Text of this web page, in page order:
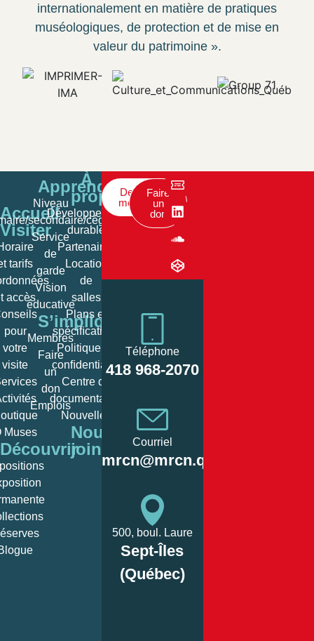
internationalement en matière de pratiques
muséologiques, de protection et de mise en
valeur du patrimoine ».
Accueil
Visiter
tarifs
accès
pour
votre
visite
Muses
Découvrir
Apprendre
Niveau
secondaire/cégep
Service
de
garde
Vision
éducative
S’impliquer
Membres
Faire
un
don
Emplois
À
propos
Développement
durable
Partenaires
Location
de
salles
Plans et
spéciﬁcations
Politique de
conﬁdentialité
Centre de
documentation
Nouvelles
Nous
joindre
Devenir
membre
Faire
un
don
Téléphone
418 968-2070
Courriel
mrcn@mrcn.qc.ca
500, boul. Laure
Sept-Îles
(Québec)